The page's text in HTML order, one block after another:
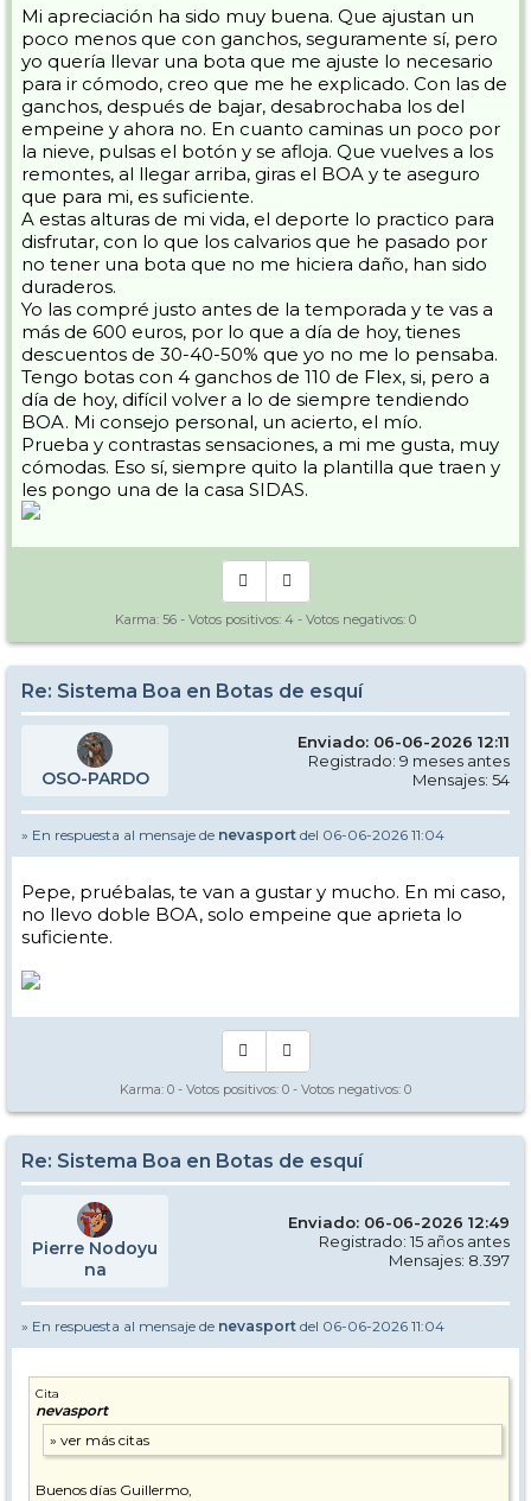
Mi apreciación ha sido muy buena. Que ajustan un
poco menos que con ganchos, seguramente sí, pero
yo quería llevar una bota que me ajuste lo necesario
para ir cómodo, creo que me he explicado. Con las de
ganchos, después de bajar, desabrochaba los del
empeine y ahora no. En cuanto caminas un poco por
la nieve, pulsas el botón y se afloja. Que vuelves a los
remontes, al llegar arriba, giras el BOA y te aseguro
que para mi, es suficiente.
A estas alturas de mi vida, el deporte lo practico para
disfrutar, con lo que los calvarios que he pasado por
no tener una bota que no me hiciera daño, han sido
duraderos.
Yo las compré justo antes de la temporada y te vas a
más de 600 euros, por lo que a día de hoy, tienes
descuentos de 30-40-50% que yo no me lo pensaba.
Tengo botas con 4 ganchos de 110 de Flex, si, pero a
día de hoy, difícil volver a lo de siempre tendiendo
BOA. Mi consejo personal, un acierto, el mío.
Prueba y contrastas sensaciones, a mi me gusta, muy
cómodas. Eso sí, siempre quito la plantilla que traen y
les pongo una de la casa SIDAS.
Karma: 56 - Votos positivos: 4 - Votos negativos: 0
Re: Sistema Boa en Botas de esquí
OSO-PARDO
Enviado: 06-06-2026 12:11
Registrado: 9 meses antes
Mensajes: 54
» En respuesta al mensaje de nevasport del 06-06-2026 11:04
Pepe, pruébalas, te van a gustar y mucho. En mi caso,
no llevo doble BOA, solo empeine que aprieta lo
suficiente.
Karma: 0 - Votos positivos: 0 - Votos negativos: 0
Re: Sistema Boa en Botas de esquí
Pierre Nodoyu
na
Enviado: 06-06-2026 12:49
Registrado: 15 años antes
Mensajes: 8.397
» En respuesta al mensaje de nevasport del 06-06-2026 11:04
Cita
nevasport
Buenos días Guillermo,